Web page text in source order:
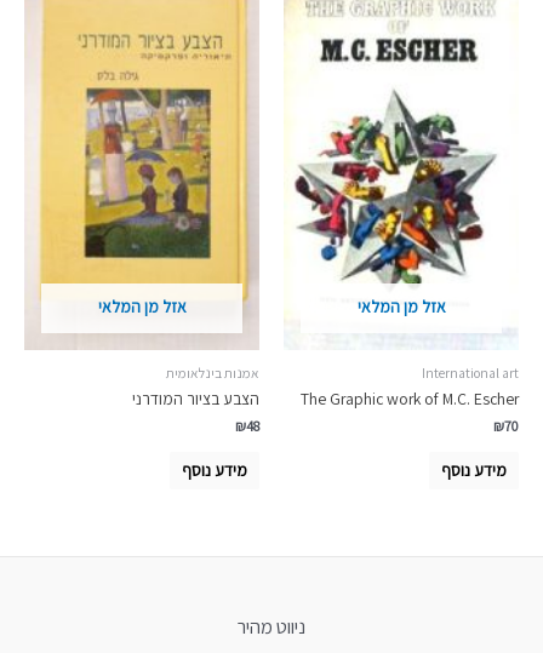
אזל מן המלאי
International art
The Graphic work of M.C. Escher
₪70
מידע נוסף
אזל מן המלאי
אמנות בינלאומית
הצבע בציור המודרני
₪48
מידע נוסף
ניווט מהיר